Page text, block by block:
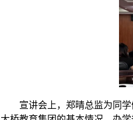
宣讲会上， 郑晴总监为同学